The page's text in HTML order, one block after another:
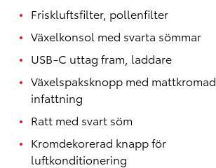
Friskluftsfilter, pollenfilter
Växelkonsol med svarta sömmar
USB-C uttag fram, laddare
Växelspaksknopp med mattkromad
infattning
Ratt med svart söm
Kromdekorerad knapp för
luftkonditionering